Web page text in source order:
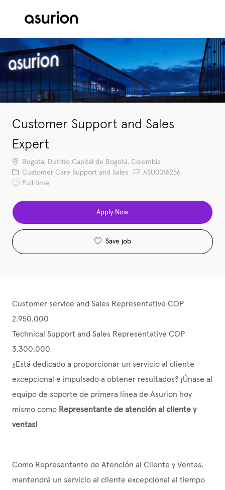
Customer Support and Sales
Expert
Location
Bogota, Distrito Capital de Bogotá, Colombia
Category
Customer Care Support and Sales Job IdASU0016256
Job Type
Full time
Apply Now
Save job
Customer service and Sales Representative COP
2.950.000
Technical Support and Sales Representative COP
3.300.000
¿Está dedicado a proporcionar un servicio al cliente
excepcional e impulsado a obtener resultados? ¡Únase al
equipo de soporte de primera línea de Asurion hoy
mismo como Representante de atención al cliente y
ventas!
Como Representante de Atención al Cliente y Ventas,
mantendrá un servicio al cliente excepcional al tiempo